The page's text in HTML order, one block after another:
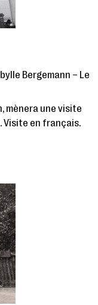
Bergemann – Le
mènera une visite
Visite en français.